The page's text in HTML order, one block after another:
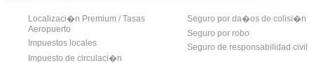
Localizaci�n Premium / Tasas
Aeropuerto
Impuestos locales
Impuesto de circulaci�n
Seguro por da�os de colisi�n
Seguro por robo
Seguro de responsabilidad civil